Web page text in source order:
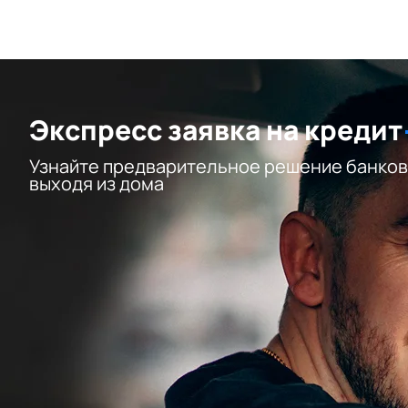
Экспресс заявка на кредит
Узнайте предварительное решение
выходя из дома